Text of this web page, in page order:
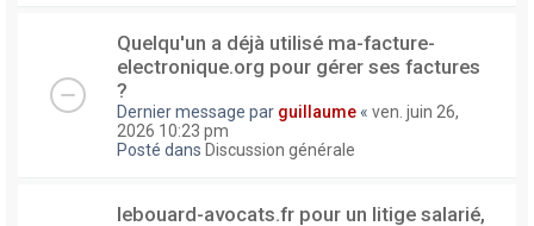
Quelqu'un a déjà utilisé ma-facture-
electronique.org pour gérer ses factures
?
Dernier message par guillaume « ven. juin 26,
2026 10:23 pm
Posté dans Discussion générale
lebouard-avocats.fr pour un litige salarié,